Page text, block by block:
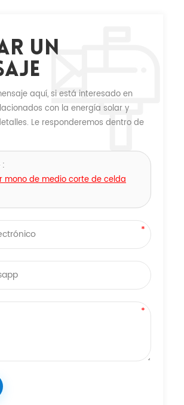
Un
aquí, si está interesado en
con la energía solar y
Le responderemos dentro de
:
mono de medio corte de celda